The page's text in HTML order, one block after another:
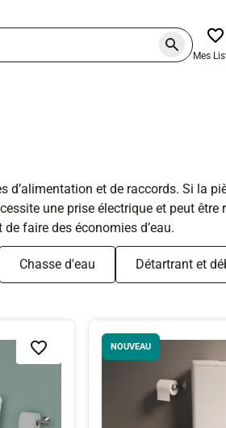
Mes
d’alimentation et de raccords. Si la
une prise électrique et peut être
faire des économies d’eau.
Chasse d'eau Détartrant et
Ajouter à la liste de souhaits
NOUVEAU